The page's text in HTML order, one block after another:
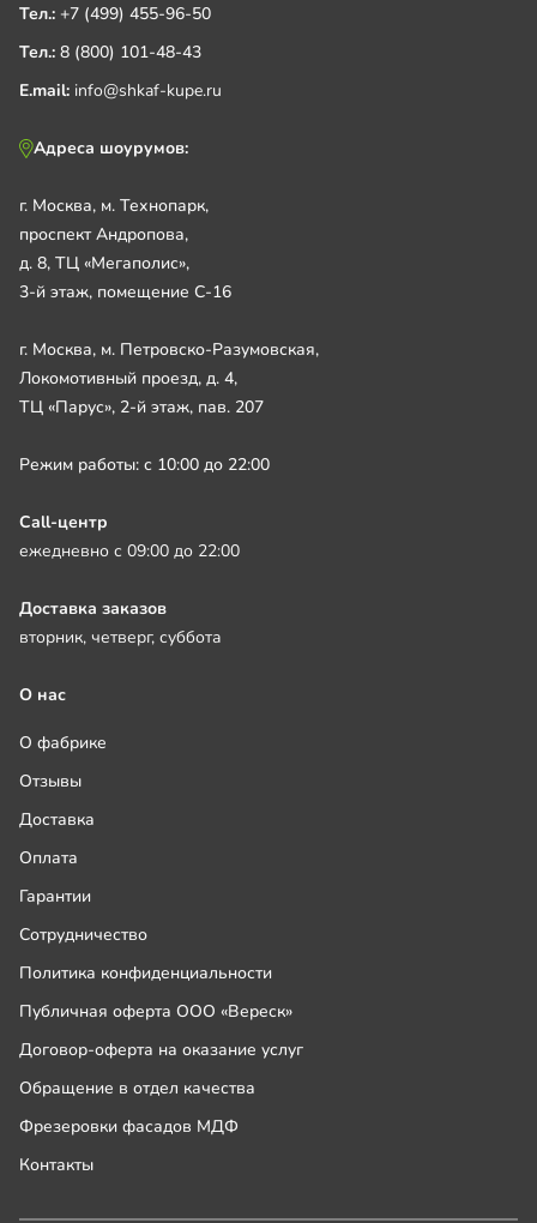
Тел.: +7 (499) 455-96-50
Тел.: 8 (800) 101-48-43
E.mail: info@shkaf-kupe.ru
Адреса шоурумов:
г. Москва, м. Технопарк,
проспект Андропова,
д. 8, ТЦ «Мегаполис»,
3-й этаж, помещение С-16
г. Москва, м. Петровско-Разумовская,
Локомотивный проезд, д. 4,
ТЦ «Парус», 2-й этаж, пав. 207
Режим работы: с 10:00 до 22:00
Call-центр
ежедневно с 09:00 до 22:00
Доставка заказов
вторник, четверг, суббота
О нас
О фабрике
Отзывы
Доставка
Оплата
Гарантии
Сотрудничество
Политика конфиденциальности
Публичная оферта ООО «Вереск»
Договор-оферта на оказание услуг
Обращение в отдел качества
Фрезеровки фасадов МДФ
Контакты